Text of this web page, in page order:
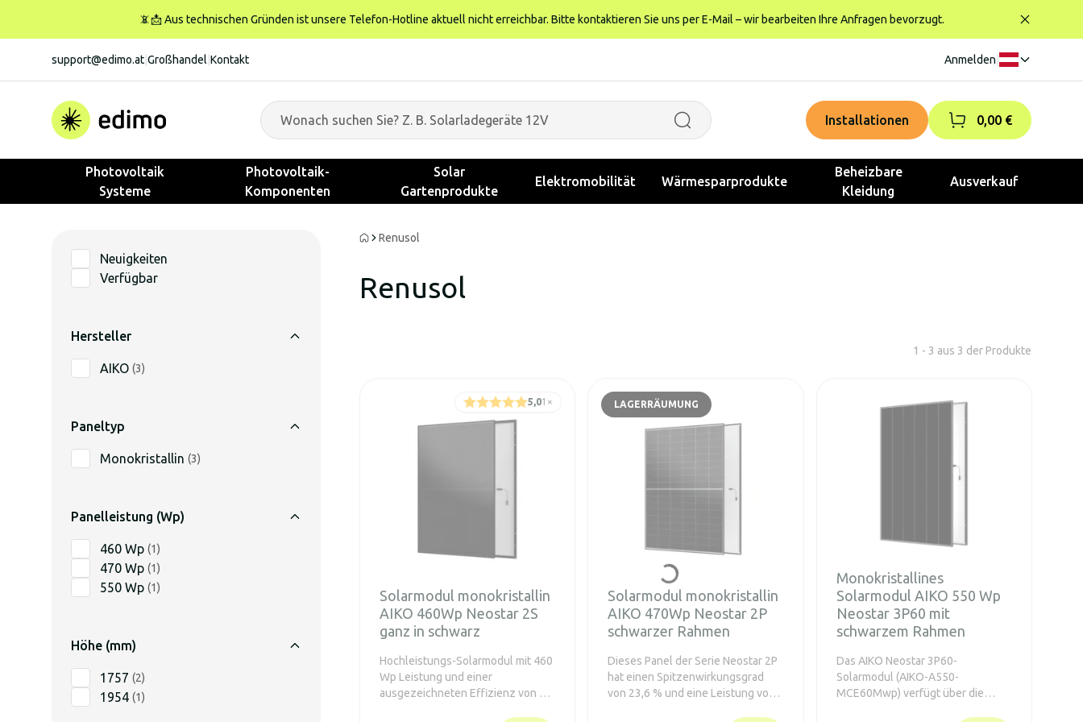
📵📩 Aus technischen Gründen ist unsere Telefon-Hotline aktuell nicht erreichbar. Bitte kontaktieren Sie uns per E-Mail – wir bearbeiten Ihre Anfragen bevorzugt.
support@edimo.at Großhandel Kontakt Anmelden
Installationen 0,00 €
Photovoltaik
Systeme
Photovoltaik-
Komponenten
Solar
Gartenprodukte
Elektromobilität Wärmesparprodukte
Beheizbare
Kleidung
Ausverkauf
Neuigkeiten
Verfügbar
Hersteller
AIKO (3)
Paneltyp
Monokristallin (3)
Panelleistung (Wp)
460 Wp (1)
470 Wp (1)
550 Wp (1)
Höhe (mm)
1757 (2)
1954 (1)
Renusol
Renusol
1 - 3 aus 3 der Produkte
5,01 ×
Solarmodul monokristallin
AIKO 460Wp Neostar 2S
ganz in schwarz
Hochleistungs-Solarmodul mit 460
Wp Leistung und einer
ausgezeichneten Effizienz von bis
LAGERRÄUMUNG
Solarmodul monokristallin
AIKO 470Wp Neostar 2P
schwarzer Rahmen
Dieses Panel der Serie Neostar 2P
hat einen Spitzenwirkungsgrad
von 23,6 % und eine Leistung von
Monokristallines
Solarmodul AIKO 550 Wp
Neostar 3P60 mit
schwarzem Rahmen
Das AIKO Neostar 3P60-
Solarmodul (AIKO-A550-
MCE60Mwp) verfügt über die